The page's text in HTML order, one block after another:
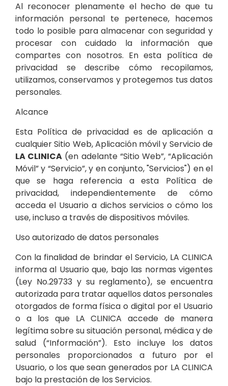
Al reconocer plenamente el hecho de que tu
información personal te pertenece, hacemos
todo lo posible para almacenar con seguridad y
procesar con cuidado la información que
compartes con nosotros. En esta política de
privacidad se describe cómo recopilamos,
utilizamos, conservamos y protegemos tus datos
personales.
Alcance
Esta Política de privacidad es de aplicación a
cualquier Sitio Web, Aplicación móvil y Servicio de
LA CLINICA (en adelante “Sitio Web”, “Aplicación
Móvil” y “Servicio”, y en conjunto, "Servicios") en el
que se haga referencia a esta Política de
privacidad, independientemente de cómo
acceda el Usuario a dichos servicios o cómo los
use, incluso a través de dispositivos móviles.
Uso autorizado de datos personales
Con la finalidad de brindar el Servicio, LA CLINICA
informa al Usuario que, bajo las normas vigentes
(Ley No.29733 y su reglamento), se encuentra
autorizada para tratar aquellos datos personales
otorgados de forma física o digital por el Usuario
o a los que LA CLINICA accede de manera
legítima sobre su situación personal, médica y de
salud (“Información”). Esto incluye los datos
personales proporcionados a futuro por el
Usuario, o los que sean generados por LA CLINICA
bajo la prestación de los Servicios.